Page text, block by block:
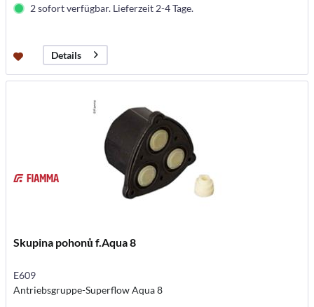
2 sofort verfügbar. Lieferzeit 2-4 Tage.
Details
Skupina pohonů f.Aqua 8
E609
Antriebsgruppe-Superflow Aqua 8